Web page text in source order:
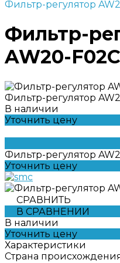
Фильтр-регулятор
Фильтр-
AW20-
Фильтр-регулятор
В наличии
Уточнить цену
Фильтр-регулятор
Уточнить цену
СРАВНИТЬ
В СРАВНЕНИИ
В наличии
Уточнить цену
Характеристики
Страна